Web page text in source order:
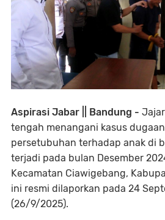
Aspirasi Jabar || Bandung -
tengah menangani kasus
persetubuhan terhadap anak di
terjadi pada bulan Desember
Kecamatan Ciawigebang,
ini resmi dilaporkan pada 24
(26/9/2025).